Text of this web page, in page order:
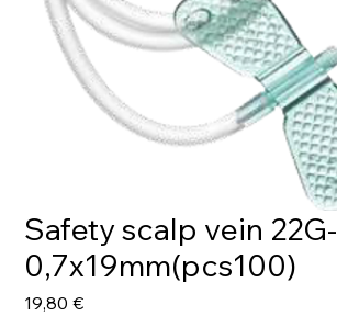
Safety scalp vein 22G-
0,7x19mm(pcs100)
19,80 €Цена